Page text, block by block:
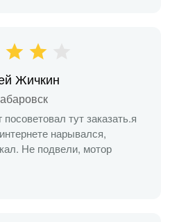
Жичкин
тут заказать.я
нарывался,
Не подвели, мотор